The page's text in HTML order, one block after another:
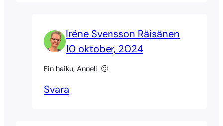
Iréne Svensson Räisänen
10 oktober, 2024
Fin haiku, Anneli. 🙂
Svara